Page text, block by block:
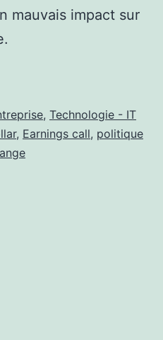
mauvais impact sur
, Technologie - IT
, Earnings call, politique